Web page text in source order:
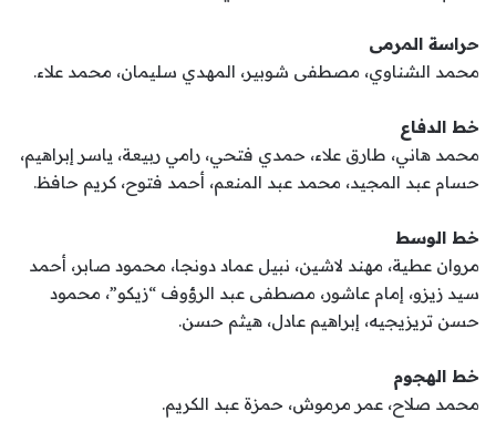
حراسة المرمى
محمد الشناوي، مصطفى شوبير، المهدي سليمان، محمد علاء.
خط الدفاع
محمد هاني، طارق علاء، حمدي فتحي، رامي ربيعة، ياسر إبراهيم،
حسام عبد المجيد، محمد عبد المنعم، أحمد فتوح، كريم حافظ.
خط الوسط
مروان عطية، مهند لاشين، نبيل عماد دونجا، محمود صابر، أحمد
سيد زيزو، إمام عاشور، مصطفى عبد الرؤوف “زيكو”، محمود
حسن تريزيجيه، إبراهيم عادل، هيثم حسن.
خط الهجوم
محمد صلاح، عمر مرموش، حمزة عبد الكريم.